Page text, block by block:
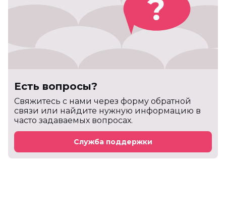
Есть вопросы?
Cвяжитесь с нами через форму обратной
связи или найдите нужную информацию в
часто задаваемых вопросах.
Служба поддержки